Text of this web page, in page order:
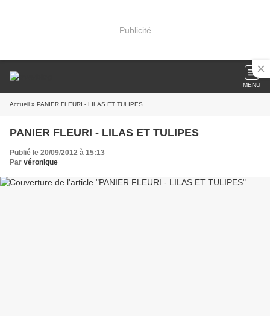
Publicité
MENU
Accueil » PANIER FLEURI - LILAS ET TULIPES
PANIER FLEURI - LILAS ET TULIPES
Publié le 20/09/2012 à 15:13
Par véronique